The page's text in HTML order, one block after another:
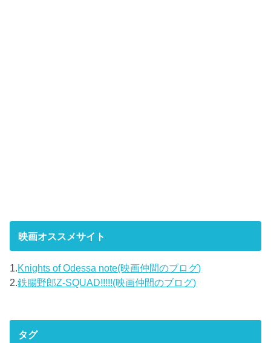
映画オススメサイト
1.Knights of Odessa note(映画仲間のブログ)
2.鉄腸野郎Z-SQUAD!!!!!(映画仲間のブログ)
タグ